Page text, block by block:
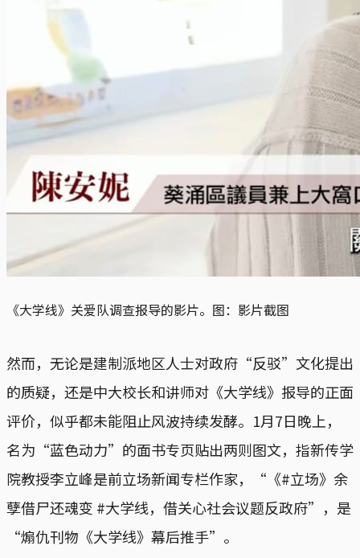
《大学线》关爱队调查报导的影片。图：影片截图
然而，无论是建制派地区人士对政府“反驳”文化提出
的质疑，还是中大校长和讲师对《大学线》报导的正面
评价，似乎都未能阻止风波持续发酵。1月7日晚上，
名为“蓝色动力”的面书专页贴出两则图文，指新传学
院教授李立峰是前立场新闻专栏作家，“《#立场》余
孽借尸还魂变 #大学线，借关心社会议题反政府”，是
“煽仇刊物《大学线》幕后推手”。